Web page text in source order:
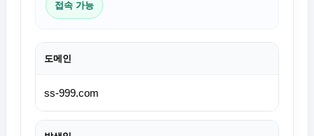
접속 가능
도메인
ss-999.com